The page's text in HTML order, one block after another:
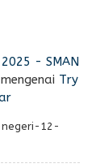
- SMAN
Try
negeri-12-